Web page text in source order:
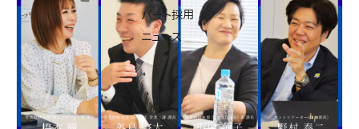
パート採用
ニュース